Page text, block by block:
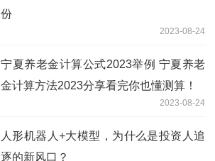
份
2023-08-24
宁夏养老金计算公式2023举例 宁夏养老
金计算方法2023分享看完你也懂测算！
2023-08-24
人形机器人+大模型，为什么是投资人追
逐的新风口？